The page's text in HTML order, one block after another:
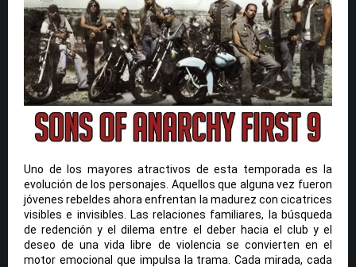
Uno de los mayores atractivos de esta temporada es la
evolución de los personajes. Aquellos que alguna vez fueron
jóvenes rebeldes ahora enfrentan la madurez con cicatrices
visibles e invisibles. Las relaciones familiares, la búsqueda
de redención y el dilema entre el deber hacia el club y el
deseo de una vida libre de violencia se convierten en el
motor emocional que impulsa la trama. Cada mirada, cada